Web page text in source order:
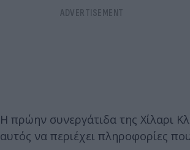
H πρώην συνεργάτιδα της Χίλαρι
αυτός να περιέχει πληροφορίες